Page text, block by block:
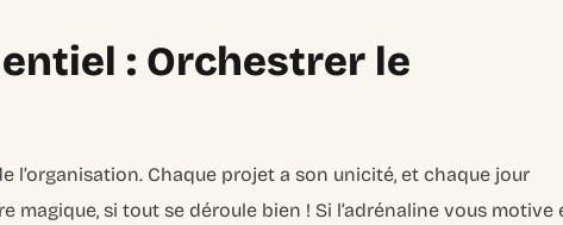
: Orchestrer le
l’organisation. Chaque projet a son unicité, et chaque jour
magique, si tout se déroule bien ! Si l’adrénaline vous motive